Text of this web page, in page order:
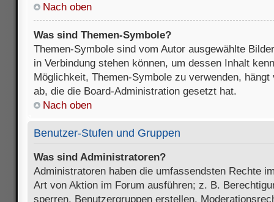
Nach oben
Was sind Themen-Symbole?
Themen-Symbole sind vom Autor ausgewählte
in Verbindung stehen können, um dessen Inhalt
Möglichkeit, Themen-Symbole zu verwenden,
ab, die die Board-Administration gesetzt hat.
Nach oben
Benutzer-Stufen und Gruppen
Was sind Administratoren?
Administratoren haben die umfassendsten Rechte
Art von Aktion im Forum ausführen; z. B.
sperren, Benutzergruppen erstellen,